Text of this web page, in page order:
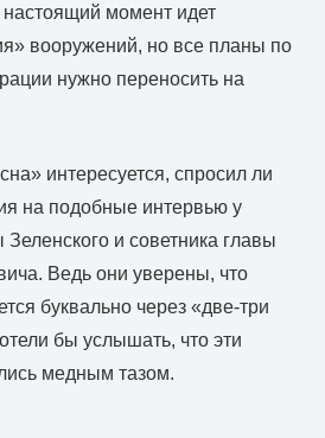
момент идет
вооружений, но все планы по
нужно переносить на
интересуется, спросил ли
на подобные интервью у
и советника главы
Ведь они уверены, что
буквально через «две-три
бы услышать, что эти
медным тазом.